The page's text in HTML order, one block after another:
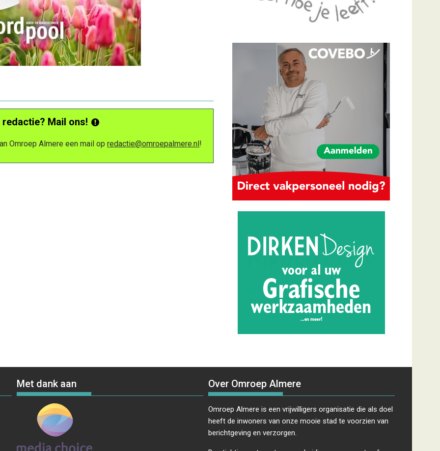
Mail ons!
Omroep Almere een mail opredactie@omroepalmere.nl!
Met dank aan Over Omroep Almere
Omroep Almere is een vrijwilligers organisatie die als doel
heeft de inwoners van onze mooie stad te voorzien van
berichtgeving en verzorgen.